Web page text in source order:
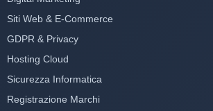
Siti Web & E-Commerce
GDPR & Privacy
Hosting Cloud
Sicurezza Informatica
Registrazione Marchi